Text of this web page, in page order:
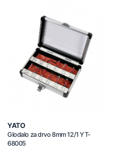
YATO
Glodalo za drvo 8mm 12/1 YT-
68005